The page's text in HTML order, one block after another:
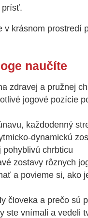
prísť.
v krásnom prostredí
naučíte
zdravej a pružnej
jogové pozície
každodenný
dynamickú
chrbticu
zostavy rôznych
a povieme si, ako
človeka a prečo sú
ste vnímali a vedeli